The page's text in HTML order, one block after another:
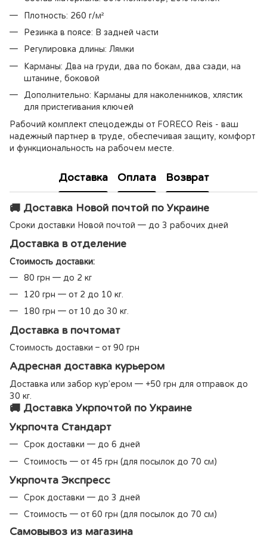
Плотность: 260 г/м²
Резинка в поясе: В задней части
Регулировка длины: Лямки
Карманы: Два на груди, два по бокам, два сзади, на
штанине, боковой
Дополнительно: Карманы для наколенников, хлястик
для пристегивания ключей
Рабочий комплект спецодежды от FORECO Reis - ваш
надежный партнер в труде, обеспечивая защиту, комфорт
и функциональность на рабочем месте.
Доставка Оплата Возврат
🚚 Доставка Новой почтой по Украине
Сроки доставки Новой почтой — до 3 рабочих дней
Доставка в отделение
Стоимость доставки:
80 грн — до 2 кг
120 грн — от 2 до 10 кг.
180 грн — от 10 до 30 кг.
Доставка в почтомат
Стоимость доставки – от 90 грн
Адресная доставка курьером
Доставка или забор кур’ером — +50 грн для отправок до
30 кг.
🚚 Доставка Укрпочтой по Украине
Укрпочта Стандарт
Срок доставки — до 6 дней
Стоимость — от 45 грн (для посылок до 70 см)
Укрпочта Экспресс
Срок доставки — до 3 дней
Стоимость — от 60 грн (для посылок до 70 см)
Самовывоз из магазина